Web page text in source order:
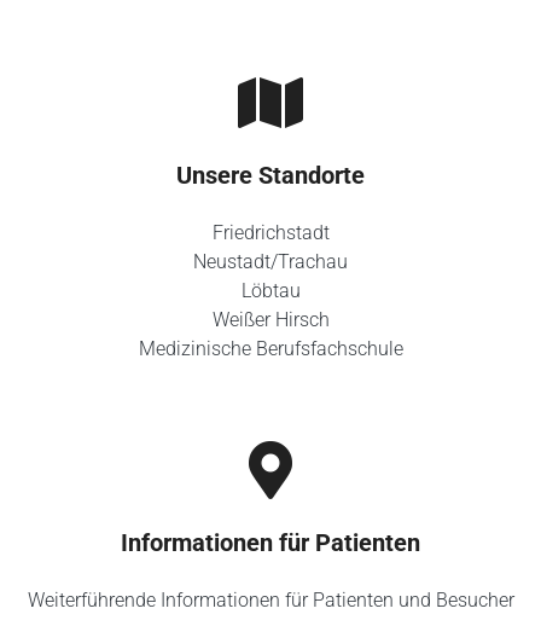
Unsere Standorte
Friedrichstadt
Neustadt/Trachau
Löbtau
Weißer Hirsch
Medizinische Berufsfachschule
Informationen für Patienten
Weiterführende Informationen für Patienten und Besucher